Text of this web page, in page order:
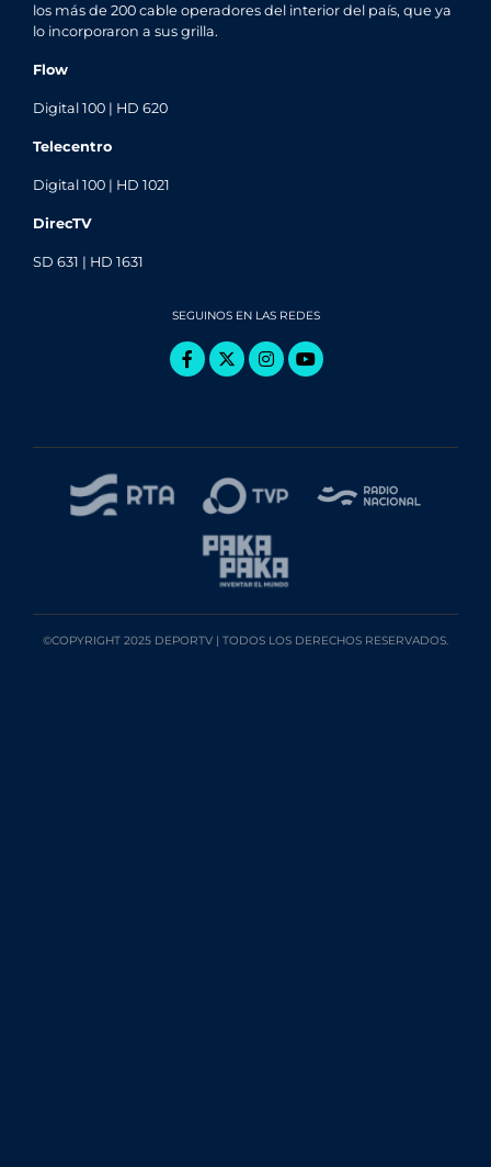
los más de 200 cable operadores del interior del país, que ya
lo incorporaron a sus grilla.
Flow
Digital 100 | HD 620
Telecentro
Digital 100 | HD 1021
DirecTV
SD 631 | HD 1631
SEGUINOS EN LAS REDES
©COPYRIGHT 2025 DEPORTV | TODOS LOS DERECHOS RESERVADOS.